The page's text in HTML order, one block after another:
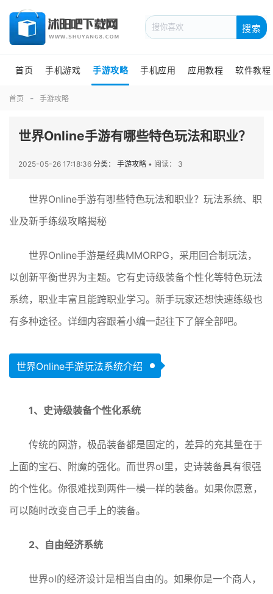
搜索
首页 手机游戏 手游攻略 手机应用 应用教程 软件教程
首页 手游攻略
世界Online手游有哪些特色玩法和职业？
2025-05-26 17:18:36 分类： 手游攻略 • 阅读： 3
世界Online手游有哪些特色玩法和职业？玩法系统、职
业及新手练级攻略揭秘
世界Online手游是经典MMORPG，采用回合制玩法，
以创新平衡世界为主题。它有史诗级装备个性化等特色玩法
系统，职业丰富且能跨职业学习。新手玩家还想快速练级也
有多种途径。详细内容跟着小编一起往下了解全部吧。
世界Online手游玩法系统介绍
1、史诗级装备个性化系统
传统的网游，极品装备都是固定的，差异的充其量在于
上面的宝石、附魔的强化。而世界ol里，史诗装备具有很强
的个性化。你很难找到两件一模一样的装备。如果你愿意，
可以随时改变自己手上的装备。
2、自由经济系统
世界ol的经济设计是相当自由的。如果你是一个商人，